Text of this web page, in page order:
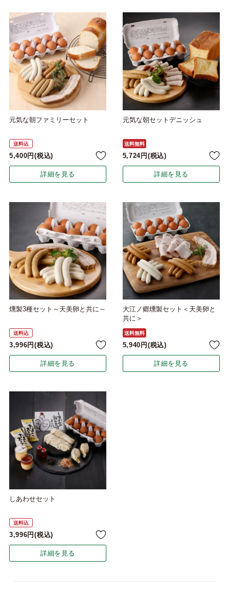
元気な朝ファミリーセット
送料込
5,400 税込
詳細を見る
元気な朝セットデニッシュ
送料無料
5,724 税込
詳細を見る
燻製3種セット～天美卵と共に～
送料込
3,996 税込
詳細を見る
大江ノ郷燻製セット＜天美卵と
共に＞
送料無料
5,940 税込
詳細を見る
しあわせセット
送料込
3,996 税込
詳細を見る